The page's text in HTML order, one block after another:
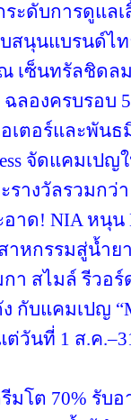
ระดับการดูแ
สนุนแบรนด์ไ
เซ็นทรัลชิดล
ฉลองครบรอ
อเตอร์และพั
จัดแคมเป
งวัลรวมกว่า
ด! NIA หนุน
าหกรรมสู่น้ำ
า สไมล์ รีวอ
กับแคมเปญ
วันที่ 1 ส.ค
โต 70% รับอ